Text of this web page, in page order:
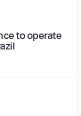
to operate